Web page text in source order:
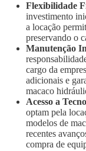
Flexibilidade
investimento
a locação
preservando o
Manutenção
cargo da
adicionais e
macaco
Acesso a
optam pela
modelos de
recentes
compra de